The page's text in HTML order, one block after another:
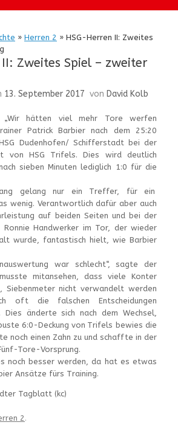
» Herren 2 » HSG-Herren II: Zweites
Zweites Spiel – zweiter
13. September 2017 von David Kolb
„Wir hätten viel mehr Tore werfen
Patrick Barbier nach dem 25:20
Dudenhofen/ Schifferstadt bei der
von HSG Trifels. Dies wird deutlich
sieben Minuten lediglich 1:0 für die
gelang nur ein Treffer, für ein
wenig. Verantwortlich dafür aber auch
auf beiden Seiten und bei der
Ronnie Handwerker im Tor, der wieder
wurde, fantastisch hielt, wie Barbier
war schlecht“, sagte der
mitansehen, dass viele Konter
Siebenmeter nicht verwandelt werden
oft die falschen Entscheidungen
änderte sich nach dem Wechsel,
6:0-Deckung von Trifels bewies die
noch einen Zahn zu und schaffte in der
Tore-Vorsprung.
noch besser werden, da hat es etwas
Ansätze fürs Training.
Tagblatt (kc)
2 .